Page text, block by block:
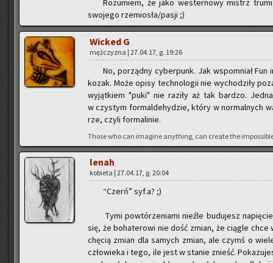
Ro­zu­miem, że jako we­ster­no­wy mistrz
swo­je­go rze­mio­sła/pasji ;)
Wic­ked G
męż­czy­zna | 27.04.17, g. 19:26
No, po­rząd­ny cy­ber­punk. Jak wspo­mniał
kozak. Może opisy tech­no­lo­gii nie wy­cho­dzi­ły
wy­jąt­kiem "puki" nie ra­zi­ły aż tak bar­dzo.
w czy­stym for­mal­de­hy­dzie, który w nor­mal­nych
rze, czyli for­ma­li­nie.
Those who can ima­gi­ne any­thing, can cre­ate the
lenah
ko­bie­ta | 27.04.17, g. 20:04
“Czerń” syf.a? ;)
Tymi po­wtó­rze­nia­mi nie­źle bu­du­jesz
się, że bo­ha­te­ro­wi nie dość zmian, że cią­gle chce
chę­cią zmian dla sa­mych zmian, ale czymś o
czło­wie­ka i tego, ile jest w sta­nie znieść.